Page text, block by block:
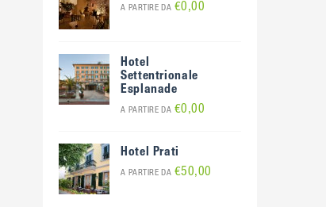
A PARTIRE DA €0,00
Hotel
Settentrionale
Esplanade
A PARTIRE DA €0,00
Hotel Prati
A PARTIRE DA €50,00